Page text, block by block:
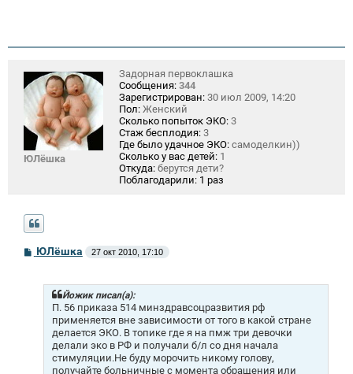
ЮЛёшка
Задорная первоклашка
Сообщения: 344
Зарегистрирован: 30 июл 2009, 14:20
Пол: Женский
Сколько попыток ЭКО: 3
Стаж бесплодия: 3
Где было удачное ЭКО: самоделкин))
Сколько у вас детей: 1
Откуда: берутся дети?
Поблагодарили: 1 раз
СЮЛёшка 27 окт 2010, 17:10
Йожик писал(а):
П. 56 приказа 514 минздравсоцразвития рф
применяется вне зависимости от того в какой стране
делается ЭКО. В топике где я на пмж три девочки
делали эко в РФ и получали б/л со дня начала
стимуляции.Не буду морочить никому голову,
получайте больничные с момента обращения или